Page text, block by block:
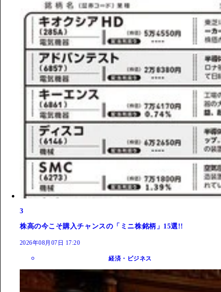
3
株高の今こそ購入チャンスの「ミニ株銘柄」15選!!
2026年08月07日 17:20
経済・ビジネス